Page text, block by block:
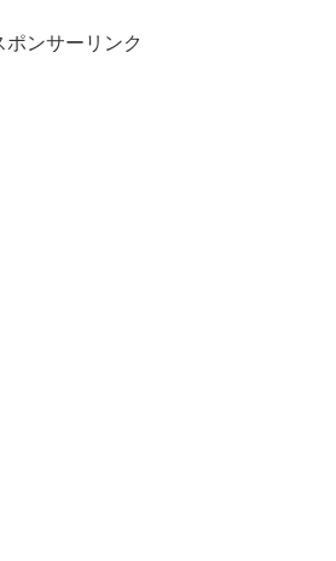
ポンサーリンク